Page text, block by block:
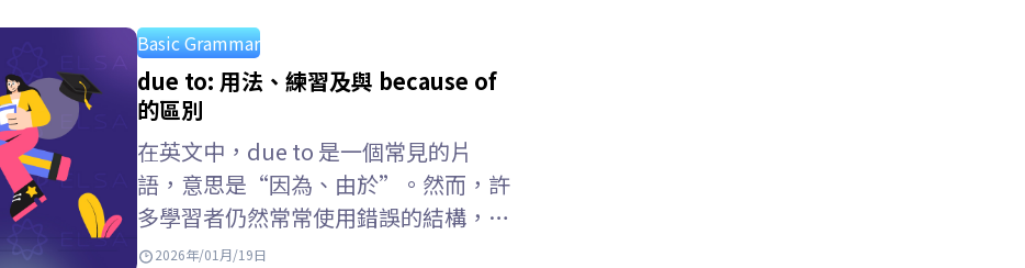
明吧。 過去簡單式是什麼？…
Basic Grammar
due to: 用法、練習及與 because of
的區別
在英文中，due to 是一個常見的片
語，意思是“因為、由於”。然而，許
多學習者仍然常常使用錯誤的結構，或
混淆 because of 與 due to 的用法。
2026年/01月/19日